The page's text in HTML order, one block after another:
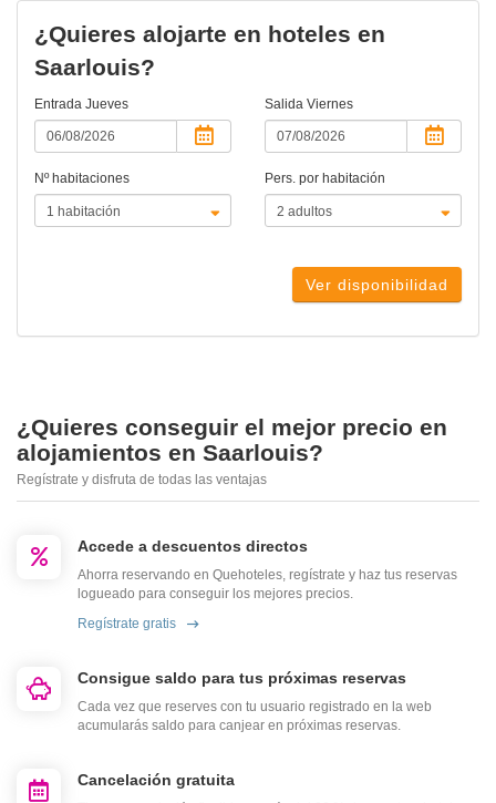
¿Quieres alojarte en hoteles en
Saarlouis?
Entrada Jueves Salida Viernes
Nº habitaciones Pers. por habitación
Ver disponibilidad
¿Quieres conseguir el mejor precio en
alojamientos en Saarlouis?
Regístrate y disfruta de todas las ventajas
Accede a descuentos directos
Ahorra reservando en Quehoteles, regístrate y haz tus reservas
logueado para conseguir los mejores precios.
Regístrate gratis
Consigue saldo para tus próximas reservas
Cada vez que reserves con tu usuario registrado en la web
acumularás saldo para canjear en próximas reservas.
Cancelación gratuita